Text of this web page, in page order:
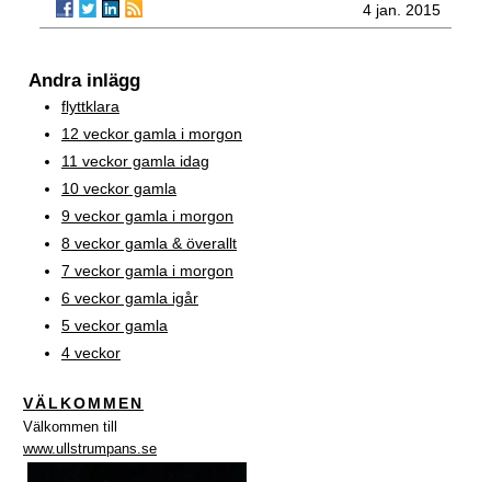
4 jan. 2015
Andra inlägg
flyttklara
12 veckor gamla i morgon
11 veckor gamla idag
10 veckor gamla
9 veckor gamla i morgon
8 veckor gamla & överallt
7 veckor gamla i morgon
6 veckor gamla igår
5 veckor gamla
4 veckor
VÄLKOMMEN
Välkommen till
www.ullstrumpans.se